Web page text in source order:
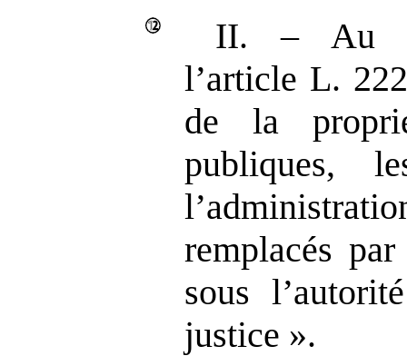
II. – Au
l’article L.
de la
publiques,
remplacés
sous
justice ».